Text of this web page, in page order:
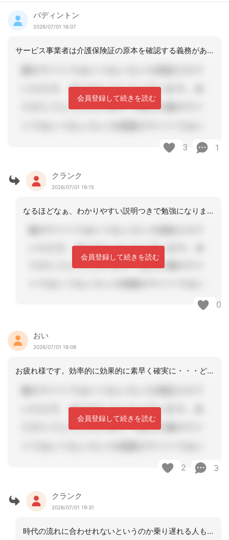
パディントン
2026/07/01 16:07
サービス事業者は介護保険証の原本を確認する義務があります。医療機関に受診する際も
会員登録して続きを読む
3 1
クランク
2026/07/01 19:15
なるほどなぁ、わかりやすい説明つきで勉強になりました。今度からはひと言添えれる様
会員登録して続きを読む
0
おい
2026/07/01 16:08
お疲れ様です。効率的に効果的に素早く確実に・・・どんな仕事でもいいスキルとなりま
会員登録して続きを読む
2 3
クランク
2026/07/01 19:31
時代の流れに合わせれないというのか乗り遅れる人もおられますよね。そっとしておきま